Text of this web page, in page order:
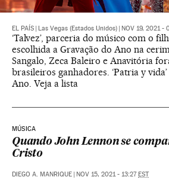
EL PAÍS Las Vegas (Estados Unidos) NOV 19, 2021 -
‘Talvez’, parceria do músico com o
escolhida a Gravação do Ano na
Sangalo, Zeca Baleiro e Anavitória
brasileiros ganhadores. ‘Patria y
Ano. Veja a lista
MÚSICA
Quando John Lennon se
Cristo
DIEGO A. MANRIQUE NOV 15, 2021 - 13:27 EST